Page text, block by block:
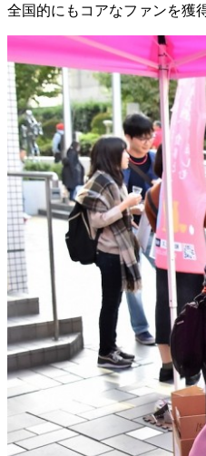
全国的にもコアなファンを獲